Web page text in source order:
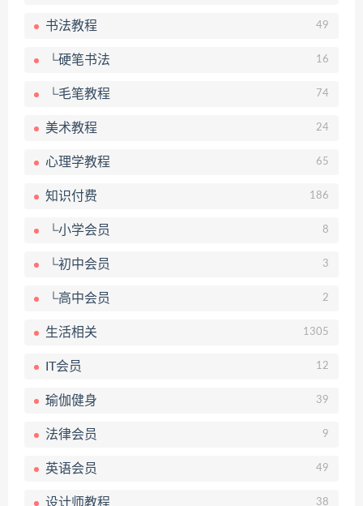
书法教程 49
└硬笔书法 16
└毛笔教程 74
美术教程 24
心理学教程 65
知识付费 186
└小学会员 8
└初中会员 3
└高中会员 2
生活相关 1305
IT会员 12
瑜伽健身 39
法律会员 9
英语会员 49
设计师教程 38